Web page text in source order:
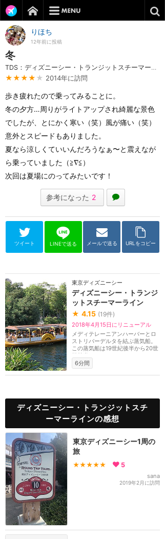
りほち
12年前に投稿
冬
TDS：ディズニーシー・トランジットスチーマーライン
★★★★ ★ 2014年に訪問
歩き疲れたので乗ってみることに。
冬の夕方…周りがライトアップされ綺麗な景色
でしたが、とにかく寒い（笑）風が痛い（笑）
意外とスピードもありました。
夏なら涼しくていいんだろうなぁ〜と震えなが
ら乗っていました（≧∇≦）
次回は夏場にのってみたいです！
参考になった 2
ツイート LINEで送る メールで送る URLをコピー
東京ディズニーシー
ディズニーシー・トランジ
ットスチーマーライン
★ 4.15 (19件)
2018年4月15日にリニューアル
メディテレーニアンハーバーとロ
ストリバーデルタを結ぶ蒸気船。
この蒸気船は19世紀後半から20世
紀前半にかけてア...
6分間
ディズニーシー・トランジットスチ
ーマーラインの感想
東京ディズニーシー1周の
旅
★★★★★ 5
sana
2019年2月に訪問